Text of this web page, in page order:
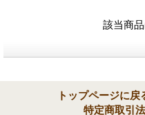
該当商
トップページに戻
特定商取引